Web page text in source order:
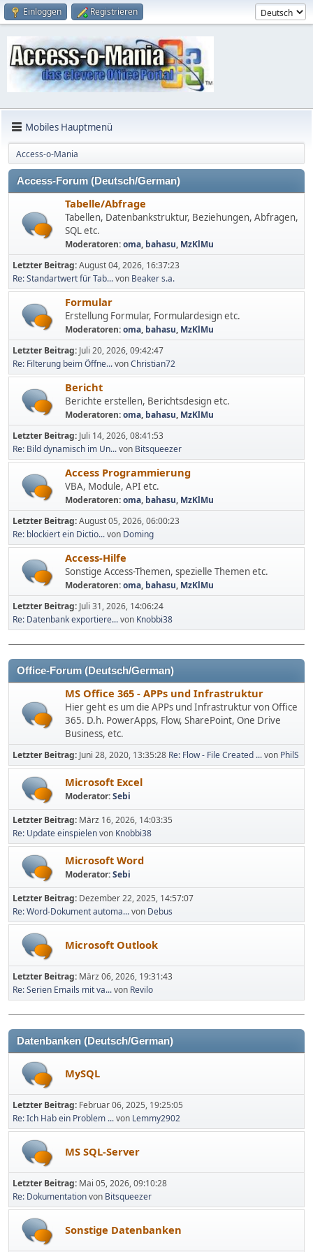
Einloggen Registrieren
Mobiles Hauptmenü
Access-o-Mania
Access-Forum (Deutsch/German)
Tabelle/Abfrage
Tabellen, Datenbankstruktur, Beziehungen, Abfragen,
SQL etc.
Moderatoren:oma, bahasu, MzKlMu
Letzter Beitrag:August 04, 2026, 16:37:23
Re: Standartwert für Tab...von Beaker s.a.
Formular
Erstellung Formular, Formulardesign etc.
Moderatoren:oma, bahasu, MzKlMu
Letzter Beitrag: Juli 20, 2026, 09:42:47
Re: Filterung beim Öffne...vonChristian72
Bericht
Berichte erstellen, Berichtsdesign etc.
Moderatoren:oma, bahasu, MzKlMu
Letzter Beitrag: Juli 14, 2026, 08:41:53
Re: Bild dynamisch im Un...von Bitsqueezer
Access Programmierung
VBA, Module, API etc.
Moderatoren:oma, bahasu, MzKlMu
Letzter Beitrag:August 05, 2026, 06:00:23
Re: blockiert ein Dictio...von Doming
Access-Hilfe
Sonstige Access-Themen, spezielle Themen etc.
Moderatoren:oma, bahasu, MzKlMu
Letzter Beitrag: Juli 31, 2026, 14:06:24
Re: Datenbank exportiere...von Knobbi38
Office-Forum (Deutsch/German)
MS Office 365 - APPs und Infrastruktur
Hier geht es um die APPs und Infrastruktur von Office
365. D.h. PowerApps, Flow, SharePoint, One Drive
Business, etc.
Letzter Beitrag: Juni 28, 2020, 13:35:28 Re: Flow - File Created ...von PhilS
Microsoft Excel
Moderator:Sebi
Letzter Beitrag: März 16, 2026, 14:03:35
Re: Update einspielenvon Knobbi38
Microsoft Word
Moderator:Sebi
Letzter Beitrag: Dezember 22, 2025, 14:57:07
Re: Word-Dokument automa...von Debus
Microsoft Outlook
Letzter Beitrag: März 06, 2026, 19:31:43
Re: Serien Emails mit va...von Revilo
Datenbanken (Deutsch/German)
MySQL
Letzter Beitrag: Februar 06, 2025, 19:25:05
Re: Ich Hab ein Problem ...von Lemmy2902
MS SQL-Server
Letzter Beitrag: Mai 05, 2026, 09:10:28
Re: Dokumentationvon Bitsqueezer
Sonstige Datenbanken